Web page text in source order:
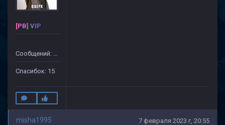
[PB] VIP
Сообщений: 115
Спасибок: 15
misha1995 7 февраля 2023 г, 20:55